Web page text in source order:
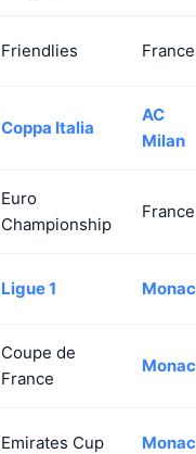
Friendlies France
Coppa Italia
AC
Milan
Euro
Championship
France
Ligue 1
Coupe de
France
Emirates Cup